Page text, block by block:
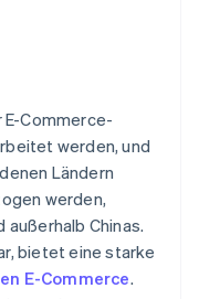
E-Commerce-
werden, und
Ländern
werden,
Chinas.
bietet eine starke
E-Commerce.